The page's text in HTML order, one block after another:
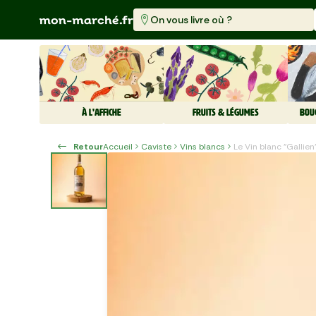
On vous livre où ?
À L'AFFICHE FRUITS & LÉGUMES
RetourAccueil Caviste Vins blancs Le Vin blanc